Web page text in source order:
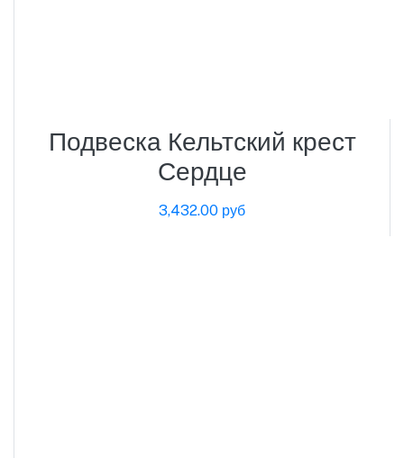
Подвеска Кельтский крест
Сердце
3,432.00 руб